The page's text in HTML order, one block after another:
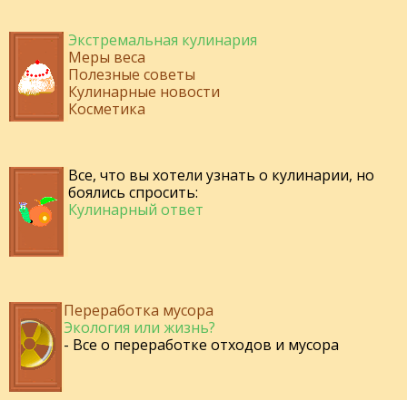
Экстремальная кулинария
Меры веса
Полезные советы
Кулинарные новости
Косметика
Все, что вы хотели узнать о кулинарии, но
боялись спросить:
Кулинарный ответ
Переработка мусора
Экология или жизнь?
- Все о переработке отходов и мусора